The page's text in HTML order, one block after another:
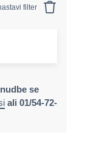
filter
se
ali 01/54-72-